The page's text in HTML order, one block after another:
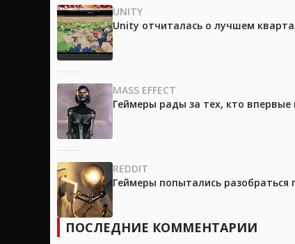
UNITY
Unity отчиталась о лучшем
MASS EFFECT
Геймеры рады за тех, кто
REDDIT
Геймеры попытались
ПОСЛЕДНИЕ КОММЕНТАРИИ